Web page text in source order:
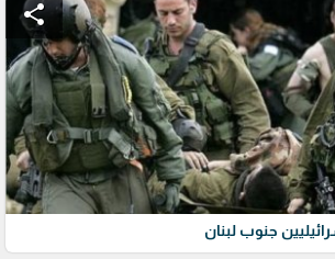
share
جنوب لبنان